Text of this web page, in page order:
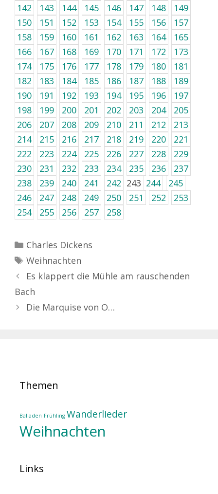
142
143 144 145 146 147 148
149
150
151 152 153 154 155 156
157
158
159 160 161 162 163 164
165
166
167 168 169 170 171 172
173
174
175 176 177 178 179 180
181
182
183 184 185 186 187 188
189
190
191 192 193 194 195 196
197
198
199 200 201 202 203 204
205
206
207 208 209 210 211 212
213
214
215 216 217 218 219 220
221
222
223 224 225 226 227 228
229
230
231 232 233 234 235 236
237
238
239 240 241 242 243 244
245
246
247 248 249 250 251 252
253
254
255 256 257 258
Kategorien
Charles Dickens
Schlagwörter
Weihnachten
Es klappert die Mühle am rauschenden
Bach
Die Marquise von O…
Themen
Balladen Frühling Wanderlieder
Weihnachten
Links